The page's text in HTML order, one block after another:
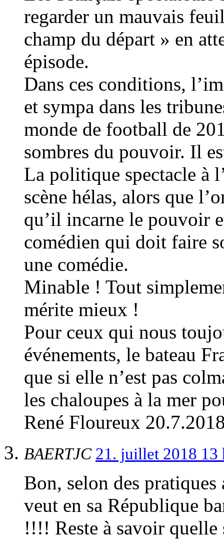
regarder un mauvais
champ du départ » en
épisode.
Dans ces conditions,
et sympa dans les
monde de football de
sombres du pouvoir. Il
La politique spectacle à
scène hélas, alors que
qu’il incarne le pouvoir
comédien qui doit faire
une comédie.
Minable ! Tout
mérite mieux !
Pour ceux qui nous
événements, le bateau
que si elle n’est pas
les chaloupes à la mer
René Floureux
BAERTJC 21. juillet 2018
Bon, selon des
veut en sa République
!!!! Reste à savoir quelle